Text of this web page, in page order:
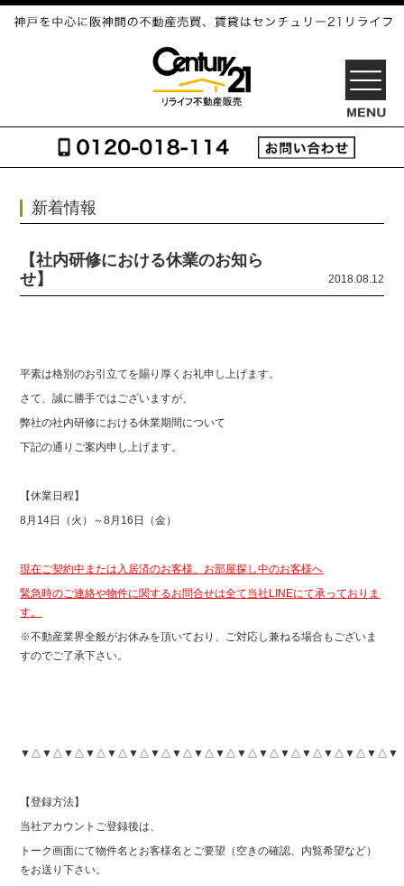
OPEN
新着情報
【社内研修における休業のお知ら
せ】
2018.08.12
平素は格別のお引立てを賜り厚くお礼申し上げます。
さて、誠に勝手ではございますが、
弊社の社内研修における休業期間について
下記の通りご案内申し上げます。
【休業日程】
8月14日（火）～8月16日（金）
現在ご契約中または入居済のお客様、お部屋探し中のお客様へ
緊急時のご連絡や物件に関するお問合せは全て当社LINEにて承っておりま
す。
※不動産業界全般がお休みを頂いており、ご対応し兼ねる場合もございま
すのでご了承下さい。
▼△▼△▼△▼△▼△▼△▼△▼△▼△▼△▼△▼△▼△▼△▼△▼△▼△▼
【登録方法】
当社アカウントご登録後は、
トーク画面にて物件名とお客様名とご要望（空きの確認、内覧希望など）
をお送り下さい。